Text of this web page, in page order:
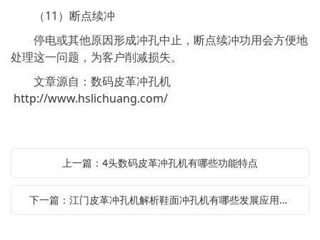
（11）断点续冲
停电或其他原因形成冲孔中止，断点续冲功用会方便地
处理这一问题，为客户削减损失。
文章源自：数码皮革冲孔机
http://www.hslichuang.com/
上一篇：4头数码皮革冲孔机有哪些功能特点
下一篇：江门皮革冲孔机解析鞋面冲孔机有哪些发展应用空间